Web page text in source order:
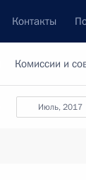
Контакты
Комиссии и
июль, 2017